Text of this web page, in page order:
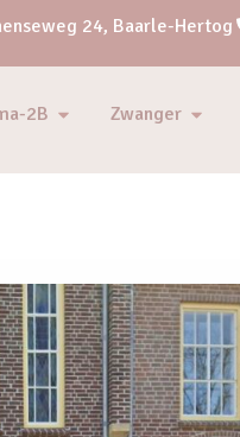
24, Baarle-Hertog
2B Zwanger